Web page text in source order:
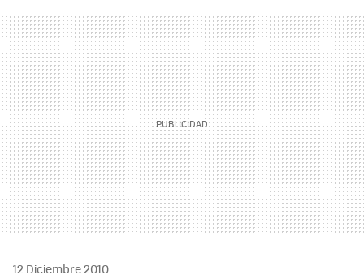
MAIL
12 Diciembre 2010